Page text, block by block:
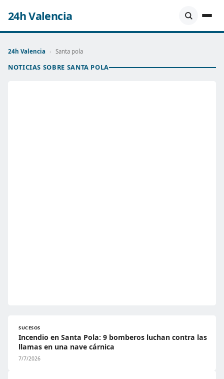
24h Valencia
24h Valencia › Santa pola
NOTICIAS SOBRE SANTA POLA
SUCESOS
Incendio en Santa Pola: 9 bomberos luchan contra las
llamas en una nave cárnica
7/7/2026